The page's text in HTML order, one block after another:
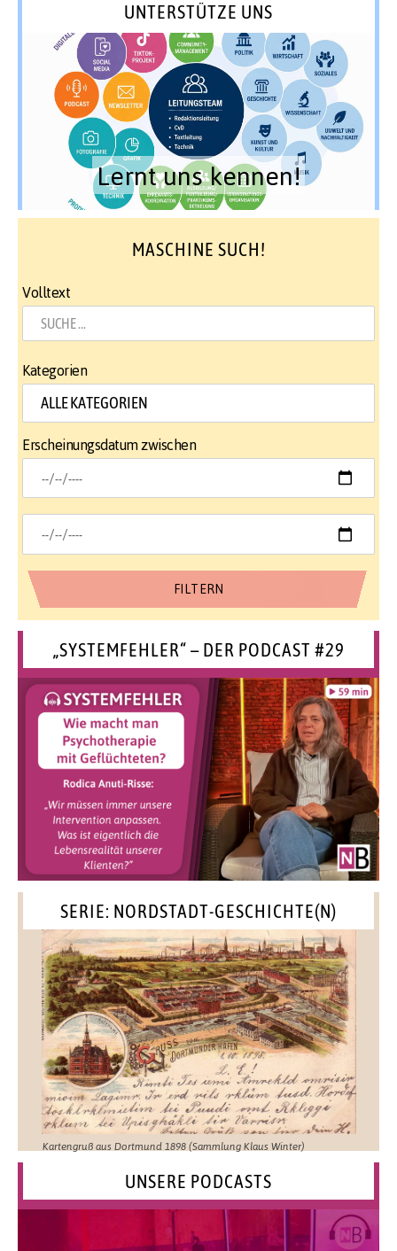
UNTERSTÜTZE UNS
Lernt uns kennen!
MASCHINE SUCH!
Volltext
Kategorien
Erscheinungsdatum zwischen
„SYSTEMFEHLER“ – DER PODCAST #29
SERIE: NORDSTADT-GESCHICHTE(N)
Kartengruß aus Dortmund 1898 (Sammlung Klaus Winter)
UNSERE PODCASTS